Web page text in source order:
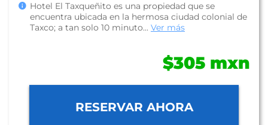
Hotel El Taxqueñito es una propiedad que se
encuentra ubicada en la hermosa ciudad colonial de
Taxco; a tan solo 10 minuto... Ver más
$305 mxn
RESERVAR AHORA